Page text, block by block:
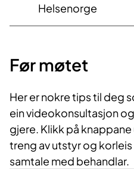
Helsenorge
Før møtet
Her er nokre tips til deg
ein videokonsultasjon
gjere. Klikk på knappane
treng av utstyr og
samtale med behandlar.